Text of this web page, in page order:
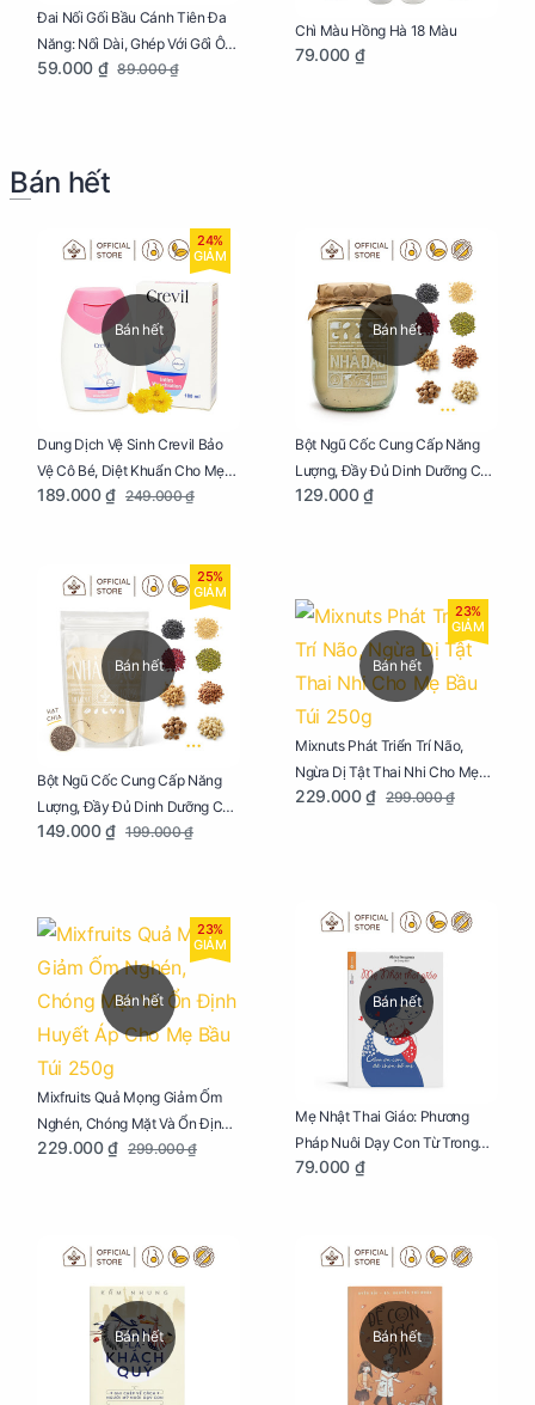
Đai Nối Gối Bầu Cánh Tiên Đa
Năng: Nối Dài, Ghép Với Gối Ôm
Dễ Dàng
59.000 ₫ 89.000 ₫
Chì Màu Hồng Hà 18 Màu
79.000 ₫
Bán hết
Bán hết
24%
GIẢM
Dung Dịch Vệ Sinh Crevil Bảo
Vệ Cô Bé, Diệt Khuẩn Cho Mẹ
Bầu Chai 100ml
189.000 ₫ 249.000 ₫
Bán hết
Bột Ngũ Cốc Cung Cấp Năng
Lượng, Đầy Đủ Dinh Dưỡng Cho
Mẹ Bầu Hũ 250g
129.000 ₫
Bán hết
25%
GIẢM
Bột Ngũ Cốc Cung Cấp Năng
Lượng, Đầy Đủ Dinh Dưỡng Cho
Mẹ Bầu Túi 250g
149.000 ₫ 199.000 ₫
Bán hết
23%
GIẢM
Mixnuts Phát Triển Trí Não,
Ngừa Dị Tật Thai Nhi Cho Mẹ
Bầu Túi 250g
229.000 ₫ 299.000 ₫
Bán hết
23%
GIẢM
Mixfruits Quả Mọng Giảm Ốm
Nghén, Chóng Mặt Và Ổn Định
Huyết Áp Cho Mẹ Bầu Túi 250g
229.000 ₫ 299.000 ₫
Bán hết
Mẹ Nhật Thai Giáo: Phương
Pháp Nuôi Dạy Con Từ Trong
Bụng Mẹ
79.000 ₫
Bán hết Bán hết